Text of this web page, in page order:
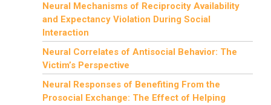
Neural Mechanisms of Reciprocity Availability
and Expectancy Violation During Social
Interaction
Neural Correlates of Antisocial Behavior: The
Victim’s Perspective
Neural Responses of Benefiting From the
Prosocial Exchange: The Effect of Helping